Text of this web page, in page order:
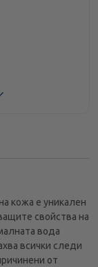
кожа е уникален
свойства на
вода
всички следи
от